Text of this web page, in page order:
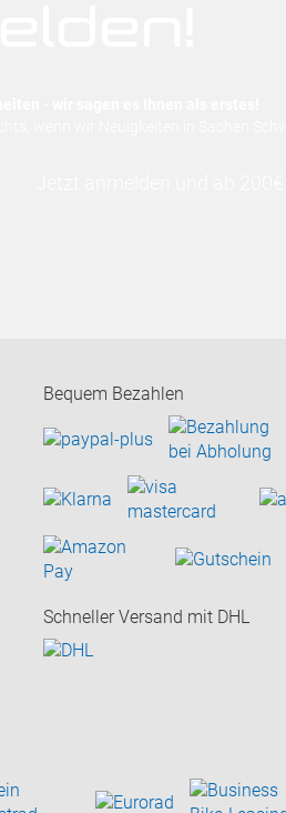
Bequem Bezahlen
Schneller Versand mit DHL